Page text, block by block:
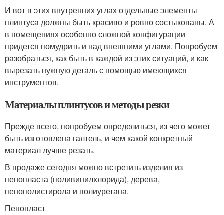
И вот в этих внутренних углах отдельные элементы
плинтуса должны быть красиво и ровно состыкованы. А
в помещениях особенно сложной конфигурации
придется помудрить и над внешними углами. Попробуем
разобраться, как быть в каждой из этих ситуаций, и как
вырезать нужную деталь с помощью имеющихся
инструментов.
Материалы плинтусов и методы резки
Прежде всего, попробуем определиться, из чего может
быть изготовлена галтель, и чем какой конкретный
материал лучше резать.
В продаже сегодня можно встретить изделия из
пенопласта (поливинилхлорида), дерева,
пенополистирола и полиуретана.
Пенопласт